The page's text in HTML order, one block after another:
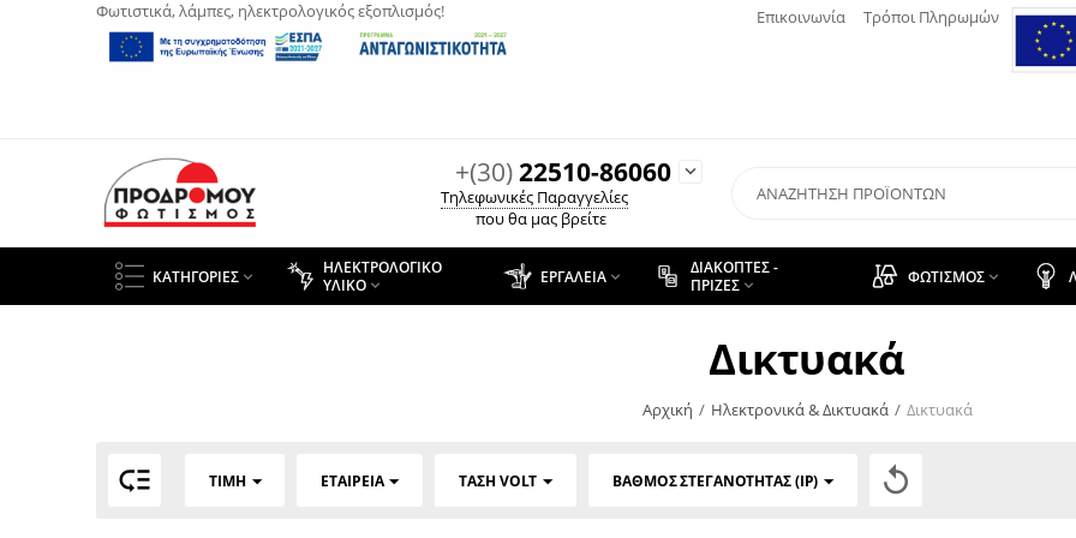
Φωτιστικά, λάμπες, ηλεκτρολογικός εξοπλισμός! Επικοινωνία Τρόποι Πληρωμών
+(30)22510-86060

Τηλεφωνικές Παραγγελίες
που θα μας βρείτε
ΚΑΤΗΓΟΡΊΕΣ 
ΗΛΕΚΤΡΟΛΟΓΙΚΌ
ΥΛΙΚΌ  ΕΡΓΑΛΕΊΑ 
ΔΙΑΚΌΠΤΕΣ -
ΠΡΊΖΕΣ  ΦΩΤΙΣΜΌΣ 
Δικτυακά
Αρχική / Ηλεκτρονικά & Δικτυακά / Δικτυακά
 ΤΙΜΉ ΕΤΑΙΡΕΊΑ ΤΆΣΗ VOLT ΒΑΘΜΌΣ ΣΤΕΓΑΝΌΤΗΤΑΣ (IP) 